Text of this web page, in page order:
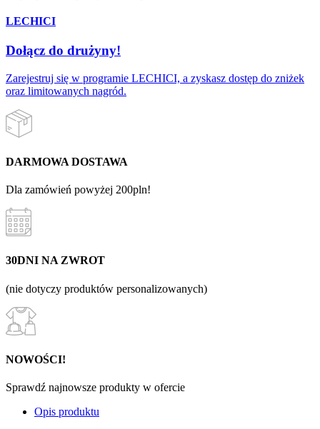
LECHICI
Dołącz do drużyny!
Zarejestruj się w programie LECHICI, a zyskasz dostęp do zniżek
oraz limitowanych nagród.
DARMOWA DOSTAWA
Dla zamówień powyżej 200pln!
30DNI NA ZWROT
(nie dotyczy produktów personalizowanych)
NOWOŚCI!
Sprawdź najnowsze produkty w ofercie
Opis produktu